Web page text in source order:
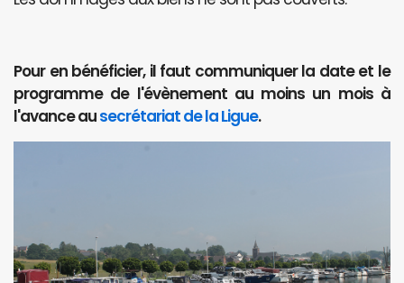
Pour en bénéficier, il faut communiquer la date et le
programme de l'évènement au moins un mois à
l'avance ausecrétariat de la Ligue.